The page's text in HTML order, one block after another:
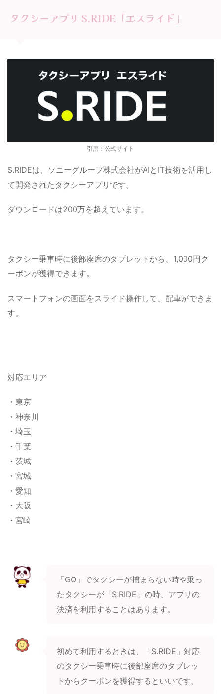
タクシーアプリ S.RIDE「エスライド」
引用：公式サイト
S.RIDEは、ソニーグループ株式会社がAIとIT技術を活用し
て開発されたタクシーアプリです。
ダウンロードは200万を超えています。
タクシー乗車時に後部座席のタブレットから、1,000円ク
ーポンが獲得できます。
スマートフォンの画面をスライド操作して、配車ができま
す。
対応エリア
・東京
・神奈川
・埼玉
・千葉
・茨城
・宮城
・愛知
・大阪
・宮崎
「GO」でタクシーが捕まらない時や乗っ
たタクシーが「S.RIDE」の時、アプリの
決済を利用することはあります。
初めて利用するときは、「S.RIDE」対応
のタクシー乗車時に後部座席のタブレッ
トからクーポンを獲得するといいです。